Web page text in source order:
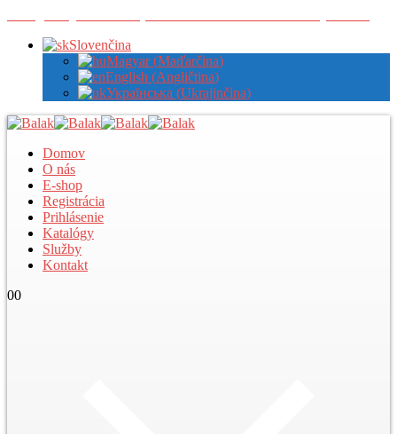
Slovenčina
Magyar (Maďarčina)
English (Angličtina)
Українська (Ukrajinčina)
Domov
O nás
E-shop
Registrácia
Prihlásenie
Katalógy
Služby
Kontakt
00